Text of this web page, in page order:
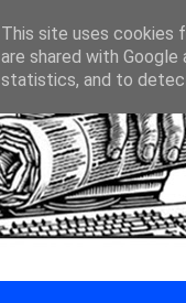
This site uses cookies
are shared with
statistics, and to